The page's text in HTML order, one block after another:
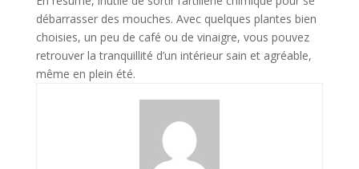
débarrasser des mouches. Avec quelques plantes bien
choisies, un peu de café ou de vinaigre, vous pouvez
retrouver la tranquillité d’un intérieur sain et agréable,
même en plein été.